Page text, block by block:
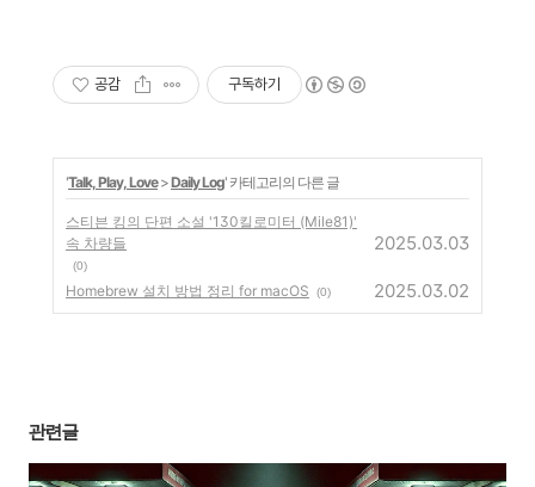
공감 구독하기
'Talk, Play, Love>Daily Log' 카테고리의 다른 글
스티븐 킹의 단편 소설 '130킬로미터 (Mile81)'
속 차량들
(0)
2025.03.03
Homebrew 설치 방법 정리 for macOS (0) 2025.03.02
관련글